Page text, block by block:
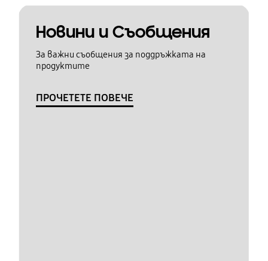
Новини и Съобщения
За важни съобщения за поддръжката на
продуктите
ПРОЧЕТЕТЕ ПОВЕЧЕ